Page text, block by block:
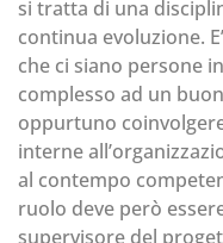
si tratta di una
continua evoluzione.
che ci siano persone
complesso ad un
oppurtuno
interne
al contempo
ruolo deve però
supervisore del